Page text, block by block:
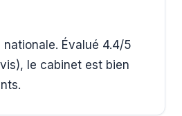
Évalué 4.4/5
le cabinet est bien